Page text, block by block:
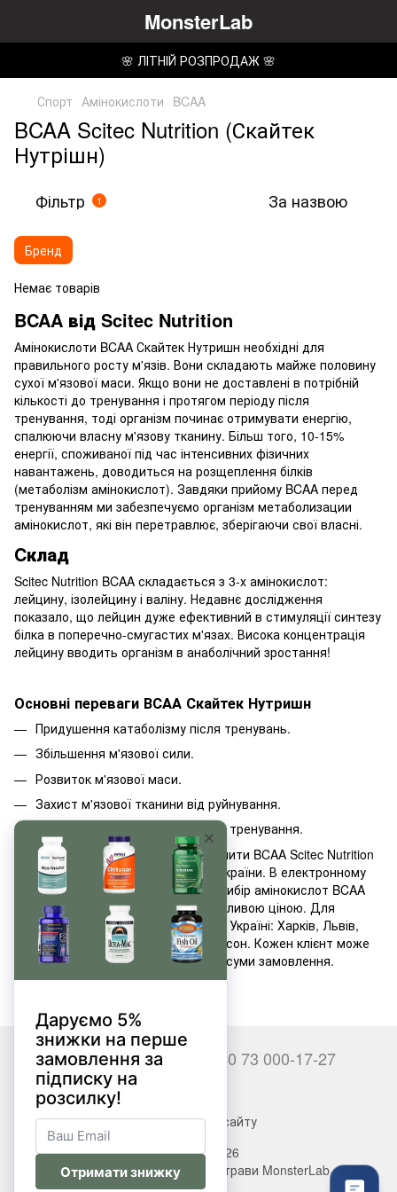
MonsterLab
🌸 ЛІТНІЙ РОЗПРОДАЖ 🌸
Спорт Амінокислоти BCAA
BCAA Scitec Nutrition (Скайтек
Нутрішн)
Фільтр 1 За назвою
Бренд
Немає товарів
BCAA від Scitec Nutrition
Амінокислоти BCAA Скайтек Нутришн необхідні для
правильного росту м'язів. Вони складають майже половину
сухої м'язової маси. Якщо вони не доставлені в потрібній
кількості до тренування і протягом періоду після
тренування, тоді організм починає отримувати енергію,
спалюючи власну м'язову тканину. Більш того, 10-15%
енергії, споживаної під час інтенсивних фізичних
навантажень, доводиться на розщеплення білків
(метаболізм амінокислот). Завдяки прийому BCAA перед
тренуванням ми забезпечуємо організм метаболизации
амінокислот, які він перетравлює, зберігаючи свої власні.
Cклад
Scitec Nutrition BCAA складається з 3-х амінокислот:
лейцину, ізолейцину і валіну. Недавнє дослідження
показало, що лейцин дуже ефективний в стимуляції синтезу
білка в поперечно-смугастих м'язах. Висока концентрація
лейцину вводить організм в анаболічний зростання!
Основні переваги ВСАА Скайтек Нутришн
Придушення катаболізму після тренувань.
Збільшення м'язової сили.
Розвиток м'язової маси.
Захист м'язової тканини від руйнування.
Прискорення відновлення після тренування.
Наш інтернет-магазин пропонує купити BCAA Scitec Nutrition
з доставкою в Київ і в усі регіони України. В електронному
каталозі представлений широкий вибір амінокислот BCAA
бренду Скайтек Нутришн за привабливою ціною. Для
покупців передбачена доставка по Україні: Харків, Львів,
Маріуполь, Полтава, Миколаїв, Херсон. Кожен клієнт може
отримати знижку в залежності від суми замовлення.
+380 66 000-17-27 +380 73 000-17-27
Повна версія сайту
© 2017—2026
Вітаміни, БАДи, добавки, трави MonsterLab